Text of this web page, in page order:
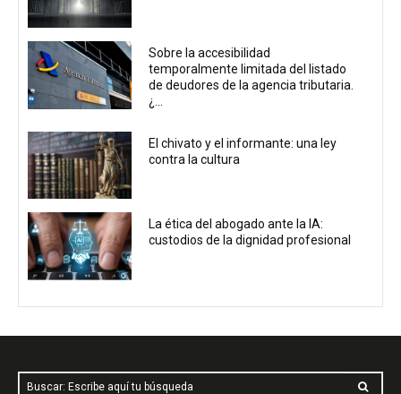
Sobre la accesibilidad
temporalmente limitada del listado
de deudores de la agencia tributaria.
¿...
El chivato y el informante: una ley
contra la cultura
La ética del abogado ante la IA:
custodios de la dignidad profesional
Buscar: Escribe aquí tu búsqueda